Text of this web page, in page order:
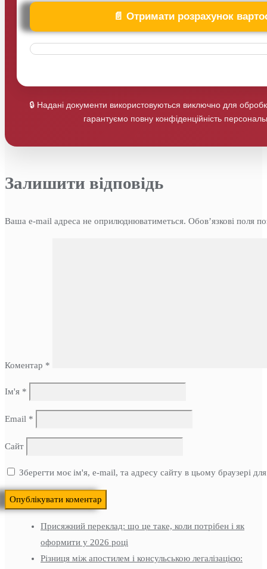
поле
пустым.
🔒 Надані документи використовуються виключно для
гарантуємо повну конфіденційність
Залишити відповідь
Ваша e-mail адреса не оприлюднюватиметься. Обов’язкові поля
Коментар *
Ім'я *
Email *
Сайт
Зберегти моє ім'я, e-mail, та адресу сайту в цьому браузері
Присяжний переклад: що це таке, коли потрібен і як
оформити у 2026 році
Різниця між апостилем і консульською легалізацією: